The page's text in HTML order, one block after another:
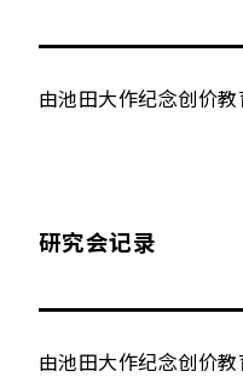
由池田大作纪念创价
研究会记录
由池田大作纪念创价